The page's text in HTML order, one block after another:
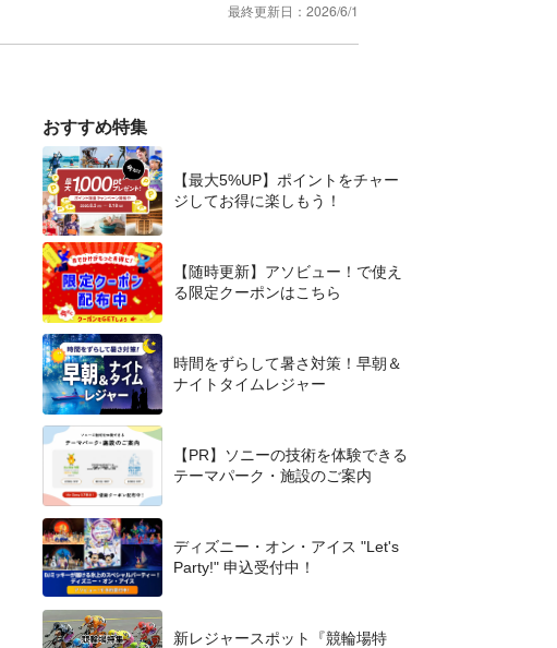
最終更新日： 2026/6/1
おすすめ特集
【最大5%UP】ポイントをチャー
ジしてお得に楽しもう！
【随時更新】アソビュー！で使え
る限定クーポンはこちら
時間をずらして暑さ対策！早朝＆
ナイトタイムレジャー
【PR】ソニーの技術を体験できる
テーマパーク・施設のご案内
ディズニー・オン・アイス "Let's
Party!" 申込受付中！
新レジャースポット『競輪場特